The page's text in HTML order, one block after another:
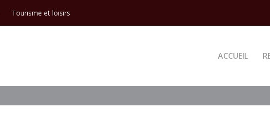
Tourisme et loisirs
ACCUEIL